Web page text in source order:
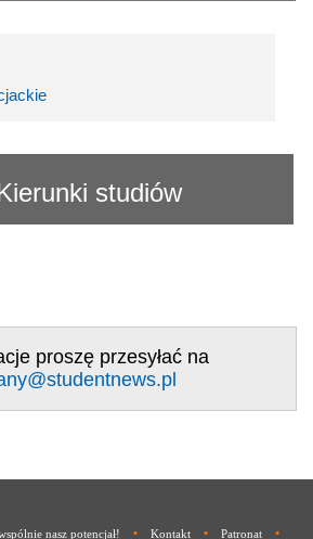
studiów
proszę przesyłać na
nasz potencjał! • Kontakt • Patronat •